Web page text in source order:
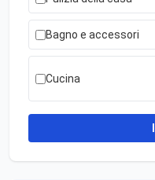
Bagno e accessori
Cucina